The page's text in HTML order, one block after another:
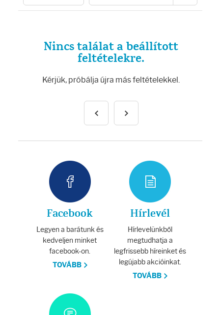
Nincs találat a beállított
feltételekre.
Kérjük, próbálja újra más feltételekkel.
Facebook
Legyen a barátunk és
kedveljen minket
facebook-on.
TOVÁBB
Hírlevél
Hírlevelünkből
megtudhatja a
legfrissebb híreinket és
legújabb akcióinkat.
TOVÁBB
Arctisztítók
Arcradírok
Samponok
Hajkondicionálók
Hajmaszkok
Hajhullás kezelése